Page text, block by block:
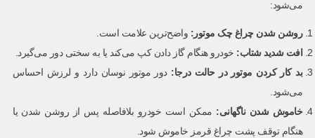
می‌شود:
روشن شدن چراغ چک موتور : واضح‌ترین علامت است.
افت شدید شتاب: خودرو هنگام گاز دادن کپ می‌کند یا به سختی دور می‌گیرد.
بد کار کردن موتور در حالت درجا: دور موتور نوسان دارد و لرزش احساس
می‌شود.
خاموش شدن ناگهانی: ممکن است خودرو بلافاصله پس از روشن شدن یا
هنگام توقف پشت چراغ قرمز خاموش شود.